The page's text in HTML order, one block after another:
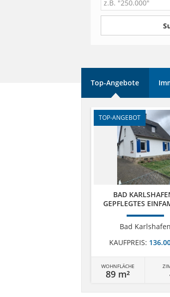
Top-Angebote
TOP-ANGEBOT
BAD
GEPFLEGTES
Bad Karlshafen
KAUFPREIS:
WOHNFLÄCHE
89 m²